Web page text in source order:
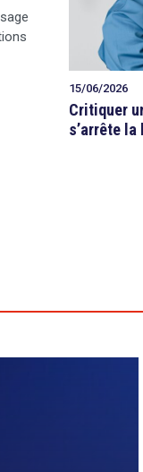
15/06/2026
Critiquer
s’arrête la